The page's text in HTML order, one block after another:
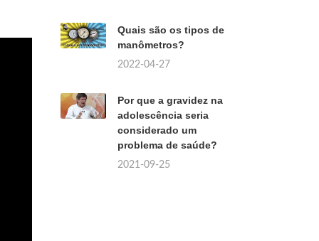
Quais são os tipos de
manômetros?
2022-04-27
Por que a gravidez na
adolescência seria
considerado um
problema de saúde?
2021-09-25